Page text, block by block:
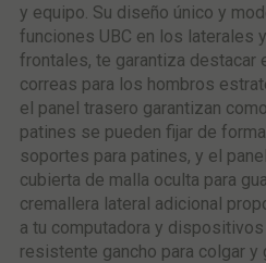
y equipo. Su diseño único y
funciones UBC en los laterales
frontales, te garantiza destacar
correas para los hombros
el panel trasero garantizan
patines se pueden fijar de
soportes para patines, y el
cubierta de malla oculta para
cremallera lateral adicional
a tu computadora y
resistente gancho para colgar y